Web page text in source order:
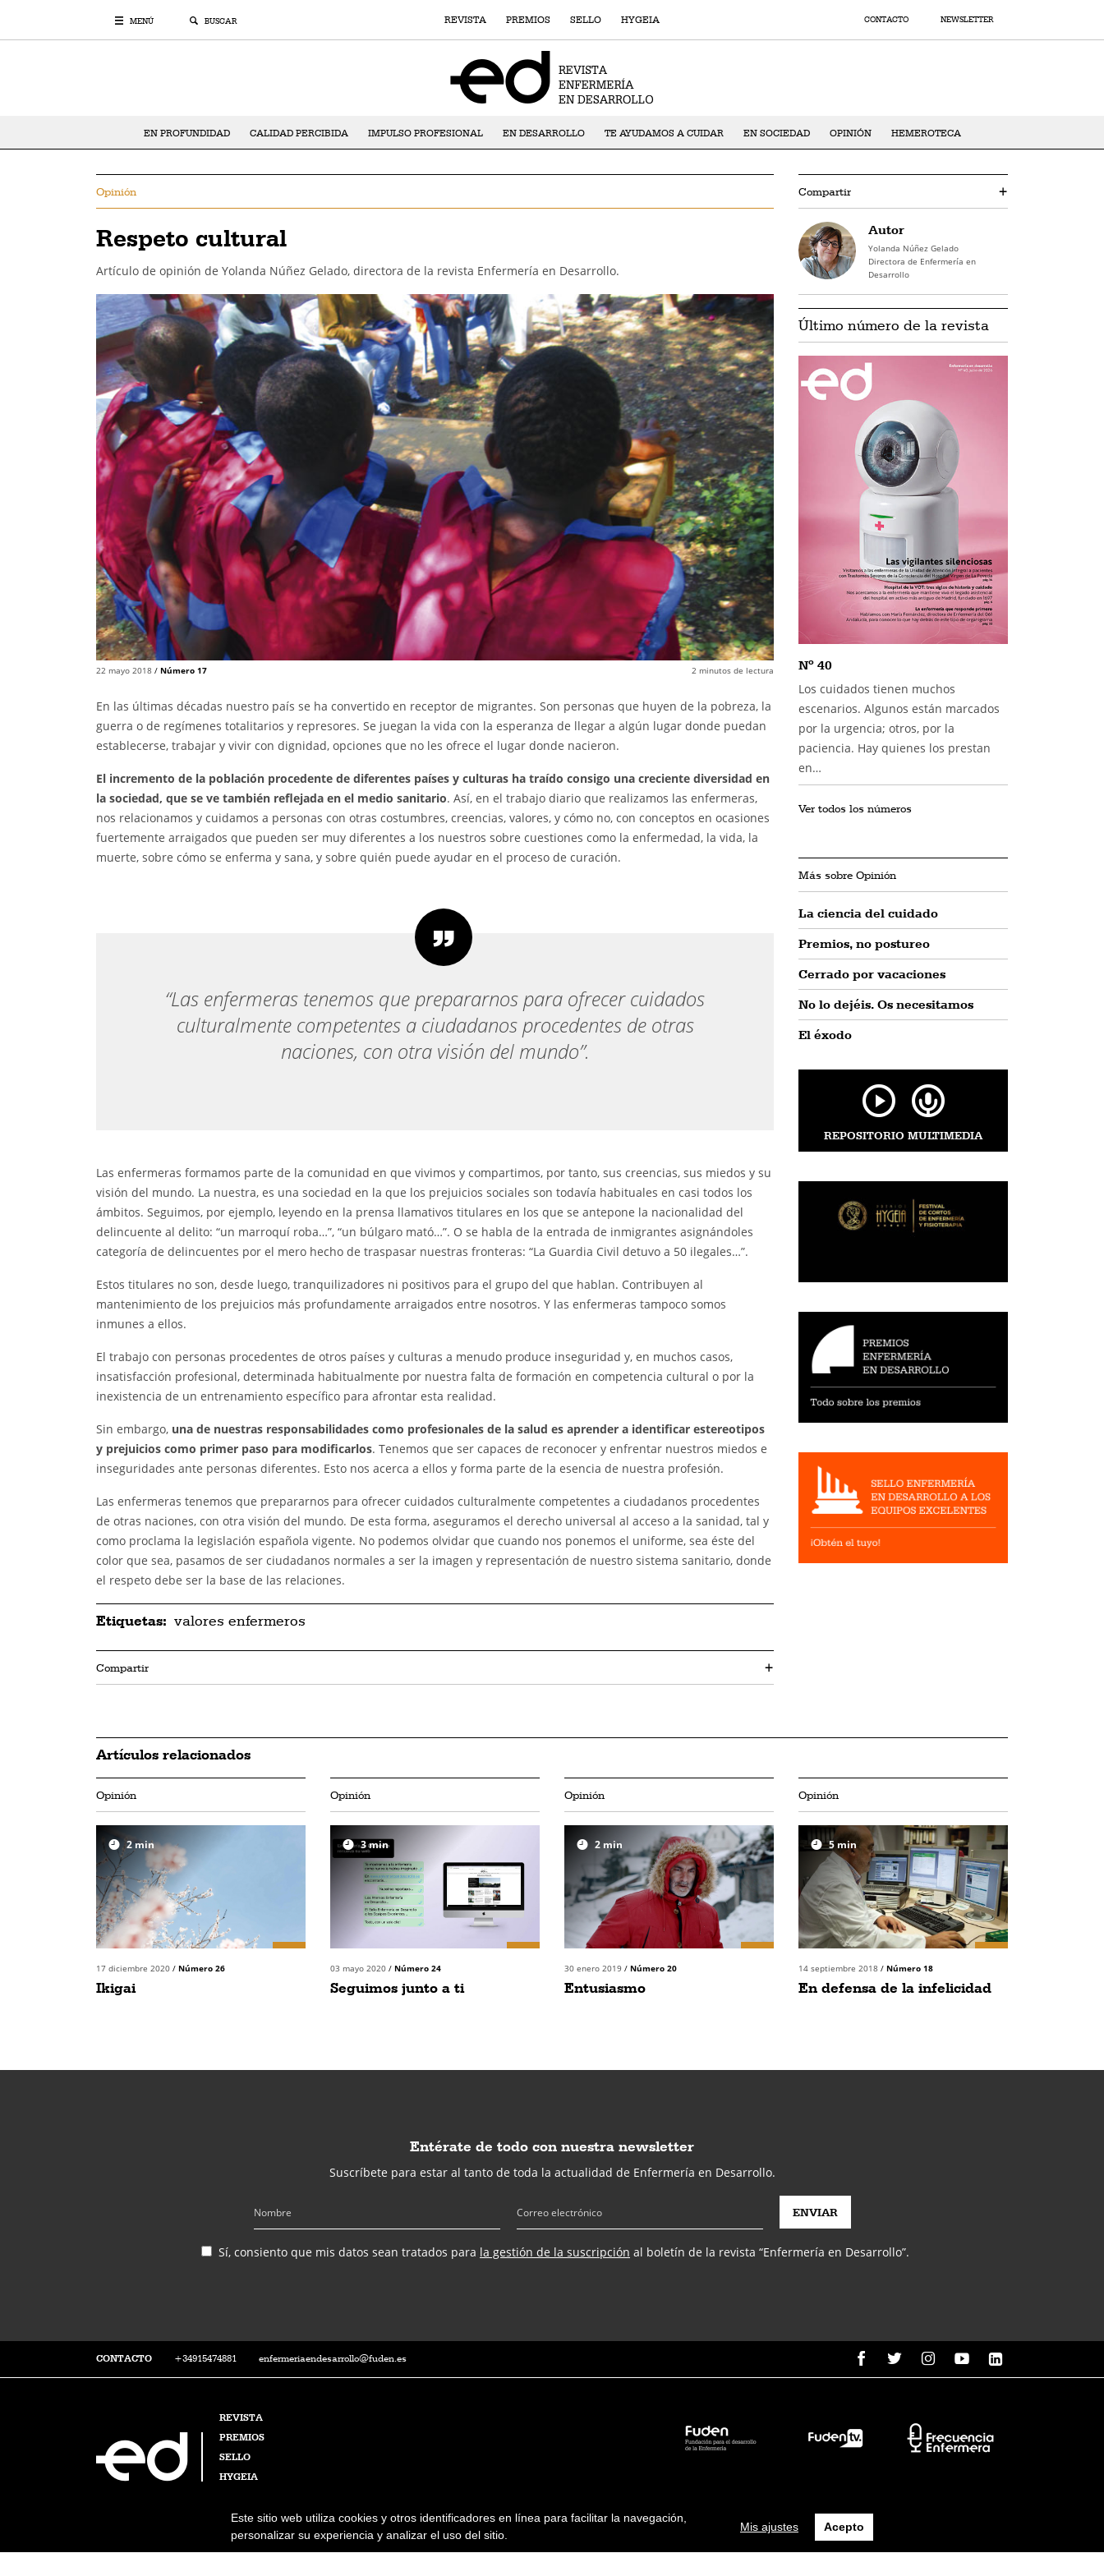
Este sitio web utiliza cookies y otros identificadores en línea para facilitar la navegación,
personalizar su experiencia y analizar el uso del sitio.
Mis ajustes Acepto
MENÚ BUSCAR REVISTA PREMIOS SELLO HYGEIA CONTACTO NEWSLETTER
EN PROFUNDIDAD CALIDAD PERCIBIDA IMPULSO PROFESIONAL EN DESARROLLO TE AYUDAMOS A CUIDAR EN SOCIEDAD OPINIÓN HEMEROTECA
Opinión
Respeto cultural
Artículo de opinión de Yolanda Núñez Gelado, directora de la revista Enfermería en Desarrollo.
22 mayo 2018 / Número 17 2 minutos de lectura
En las últimas décadas nuestro país se ha convertido en receptor de migrantes. Son personas que huyen de la pobreza, la
guerra o de regímenes totalitarios y represores. Se juegan la vida con la esperanza de llegar a algún lugar donde puedan
establecerse, trabajar y vivir con dignidad, opciones que no les ofrece el lugar donde nacieron.
El incremento de la población procedente de diferentes países y culturas ha traído consigo una creciente diversidad en
la sociedad, que se ve también reflejada en el medio sanitario. Así, en el trabajo diario que realizamos las enfermeras,
nos relacionamos y cuidamos a personas con otras costumbres, creencias, valores, y cómo no, con conceptos en ocasiones
fuertemente arraigados que pueden ser muy diferentes a los nuestros sobre cuestiones como la enfermedad, la vida, la
muerte, sobre cómo se enferma y sana, y sobre quién puede ayudar en el proceso de curación.
“Las enfermeras tenemos que prepararnos para ofrecer cuidados
culturalmente competentes a ciudadanos procedentes de otras
naciones, con otra visión del mundo”.
Las enfermeras formamos parte de la comunidad en que vivimos y compartimos, por tanto, sus creencias, sus miedos y su
visión del mundo. La nuestra, es una sociedad en la que los prejuicios sociales son todavía habituales en casi todos los
ámbitos. Seguimos, por ejemplo, leyendo en la prensa llamativos titulares en los que se antepone la nacionalidad del
delincuente al delito: “un marroquí roba…”, “un búlgaro mató…”. O se habla de la entrada de inmigrantes asignándoles
categoría de delincuentes por el mero hecho de traspasar nuestras fronteras: “La Guardia Civil detuvo a 50 ilegales…”.
Estos titulares no son, desde luego, tranquilizadores ni positivos para el grupo del que hablan. Contribuyen al
mantenimiento de los prejuicios más profundamente arraigados entre nosotros. Y las enfermeras tampoco somos
inmunes a ellos.
El trabajo con personas procedentes de otros países y culturas a menudo produce inseguridad y, en muchos casos,
insatisfacción profesional, determinada habitualmente por nuestra falta de formación en competencia cultural o por la
inexistencia de un entrenamiento específico para afrontar esta realidad.
Sin embargo, una de nuestras responsabilidades como profesionales de la salud es aprender a identificar estereotipos
y prejuicios como primer paso para modificarlos. Tenemos que ser capaces de reconocer y enfrentar nuestros miedos e
inseguridades ante personas diferentes. Esto nos acerca a ellos y forma parte de la esencia de nuestra profesión.
Las enfermeras tenemos que prepararnos para ofrecer cuidados culturalmente competentes a ciudadanos procedentes
de otras naciones, con otra visión del mundo. De esta forma, aseguramos el derecho universal al acceso a la sanidad, tal y
como proclama la legislación española vigente. No podemos olvidar que cuando nos ponemos el uniforme, sea éste del
color que sea, pasamos de ser ciudadanos normales a ser la imagen y representación de nuestro sistema sanitario, donde
el respeto debe ser la base de las relaciones.
Etiquetas: valores enfermeros
Compartir +
Compartir +
Autor
Yolanda Núñez Gelado
Directora de Enfermería en
Desarrollo
Último número de la revista
Nº 40
Los cuidados tienen muchos
escenarios. Algunos están marcados
por la urgencia; otros, por la
paciencia. Hay quienes los prestan
en…
Ver todos los números
Más sobre Opinión
La ciencia del cuidado
Premios, no postureo
Cerrado por vacaciones
No lo dejéis. Os necesitamos
El éxodo
REPOSITORIO MULTIMEDIA
Artículos relacionados
Opinión
2min
17 diciembre 2020 / Número 26
Ikigai
Opinión
3min
03 mayo 2020 / Número 24
Seguimos junto a ti
Opinión
2 min
30 enero 2019 / Número 20
Entusiasmo
Opinión
5 min
14 septiembre 2018 / Número 18
En defensa de la infelicidad
Entérate de todo con nuestra newsletter
Suscríbete para estar al tanto de toda la actualidad de Enfermería en Desarrollo.
Sí, consiento que mis datos sean tratados para la gestión de la suscripción al boletín de la revista “Enfermería en Desarrollo”.
CONTACTO +34915474881 enfermeriaendesarrollo@fuden.es
REVISTA
PREMIOS
SELLO
HYGEIA
Condiciones de uso Política de protección de datos